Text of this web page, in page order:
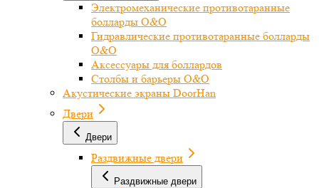
Электромеханические противотаранные
болларды O&O
Гидравлические противотаранные болларды
O&O
Аксессуары для боллардов
Столбы и барьеры O&O
Акустические экраны DoorHan
Двери
Двери
Раздвижные двери
Раздвижные двери